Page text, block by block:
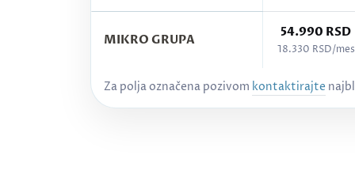
MIKRO GRUPA 54.990 RSD
18.330 RSD/mes
Za polja označena pozivom kontaktirajte